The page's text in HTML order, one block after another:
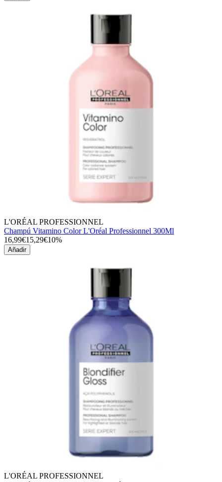
L'ORÉAL PROFESSIONNEL
Champú Vitamino Color L'Oréal Professionnel 300Ml
16,99€15,29€10%
Añadir
L'ORÉAL PROFESSIONNEL